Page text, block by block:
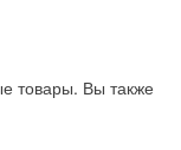
товары. Вы также